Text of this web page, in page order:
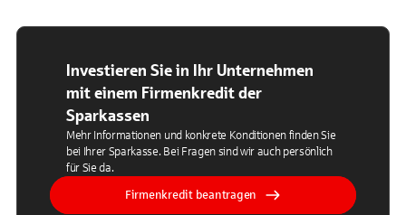
Investieren Sie in Ihr Unternehmen
mit einem Firmenkredit der
Sparkassen
Mehr Informationen und konkrete Konditionen finden Sie
bei Ihrer Sparkasse. Bei Fragen sind wir auch persönlich
für Sie da.
Firmenkredit beantragen